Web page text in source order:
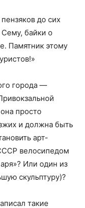
до сих
байки о
Памятник этому
города —
просто
и должна быть
арт­
велосипедом
Или один из
скульптуру)?
такие